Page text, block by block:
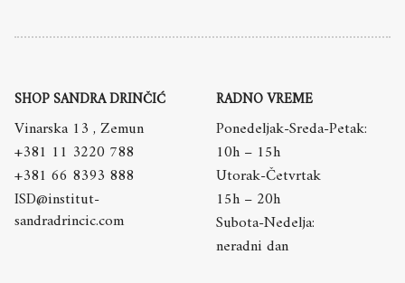
SHOP SANDRA DRINČIĆ
Vinarska 13 , Zemun
+381 11 3220 788
+381 66 8393 888
ISD@institut-
sandradrincic.com
RADNO VREME
Ponedeljak-Sreda-Petak:
10h – 15h
Utorak-Četvrtak
15h – 20h
Subota-Nedelja:
neradni dan